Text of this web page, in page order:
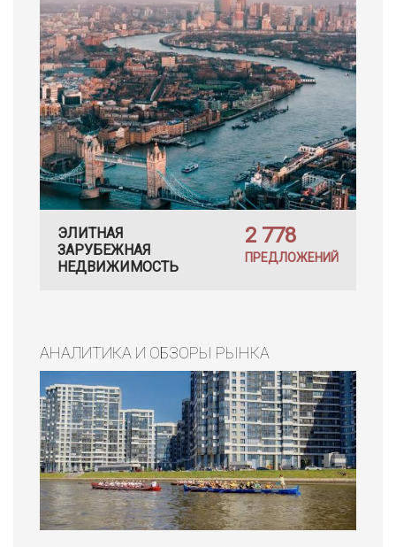
ЭЛИТНАЯ
ЗАРУБЕЖНАЯ
НЕДВИЖИМОСТЬ
2 778
ПРЕДЛОЖЕНИЙ
АНАЛИТИКА И ОБЗОРЫ РЫНКА